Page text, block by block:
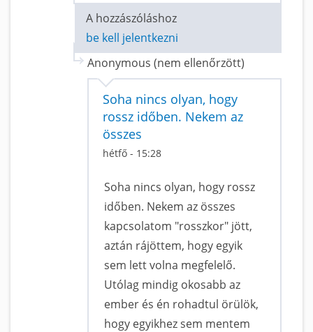
A hozzászóláshoz
be kell jelentkezni
Anonymous (nem ellenőrzött)
Soha nincs olyan, hogy
rossz időben. Nekem az
összes
hétfő - 15:28
Soha nincs olyan, hogy rossz
időben. Nekem az összes
kapcsolatom "rosszkor" jött,
aztán rájöttem, hogy egyik
sem lett volna megfelelő.
Utólag mindig okosabb az
ember és én rohadtul örülök,
hogy egyikhez sem mentem